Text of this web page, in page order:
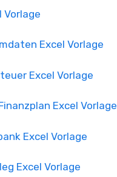
Vorlage
Excel Vorlage
Excel Vorlage
Excel Vorlage
Excel Vorlage
Excel Vorlage